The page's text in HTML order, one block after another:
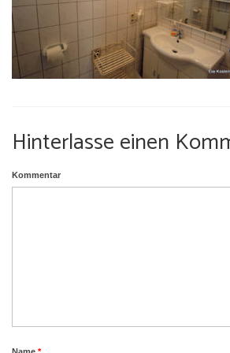
Umgebung
Urlaub mit Hund
Hinterlasse einen
Kommentar